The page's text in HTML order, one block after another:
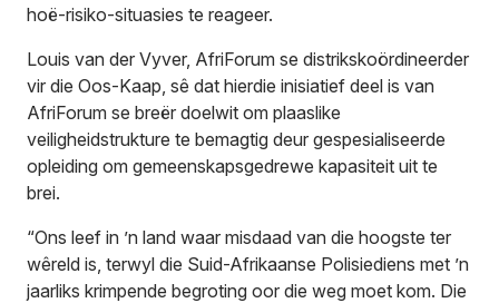
hoë-risiko-situasies te reageer.
Louis van der Vyver, AfriForum se distrikskoördineerder
vir die Oos-Kaap, sê dat hierdie inisiatief deel is van
AfriForum se breër doelwit om plaaslike
veiligheidstrukture te bemagtig deur gespesialiseerde
opleiding om gemeenskapsgedrewe kapasiteit uit te
brei.
“Ons leef in ’n land waar misdaad van die hoogste ter
wêreld is, terwyl die Suid-Afrikaanse Polisiediens met ’n
jaarliks krimpende begroting oor die weg moet kom. Die